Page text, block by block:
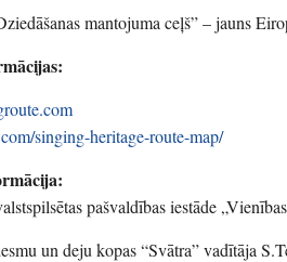
mantojuma ceļš” – jauns
singing-heritage-route-map/
pašvaldības iestāde
un deju kopas “Svātra” vadītāja